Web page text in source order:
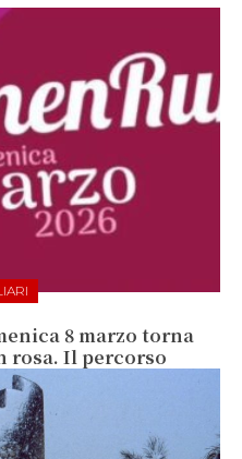
8 marzo torna
rosa. Il percorso